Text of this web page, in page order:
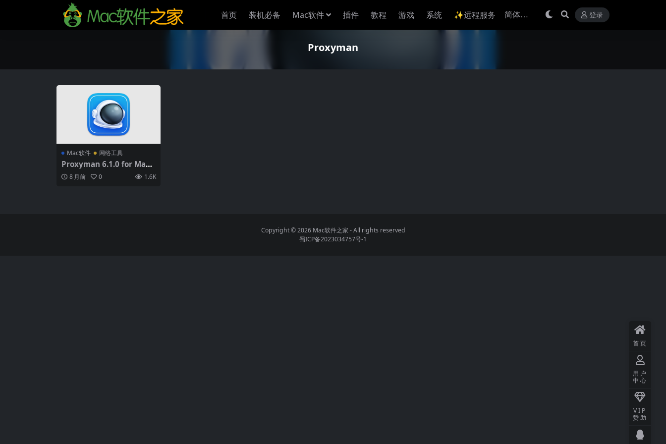
首页 装机必备 Mac软件 插件 教程 游戏 系统 ✨远程服务 登录
Proxyman
Mac软件 网络工具
Proxyman 6.1.0 for Mac
破解版 (网络调试和分析工
具)
8 月前 0 1.6K
Copyright © 2026 Mac软件之家 - All rights reserved
蜀ICP备2023034757号-1
首页
用户
中心
VIP
赞助